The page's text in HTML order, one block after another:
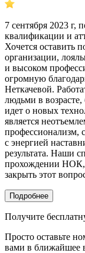
7 сентября 2023 г,
квалификации и
Хочется оставить
организации,
и высоком
огромную
Неткачевой.
людьми в возрасте,
идет о новых
является
профессионализм,
с энергией
результата. Наши
прохождении НОК,
закрыть этот
Подробнее
Получите
Просто оставьте
вами в ближайшее